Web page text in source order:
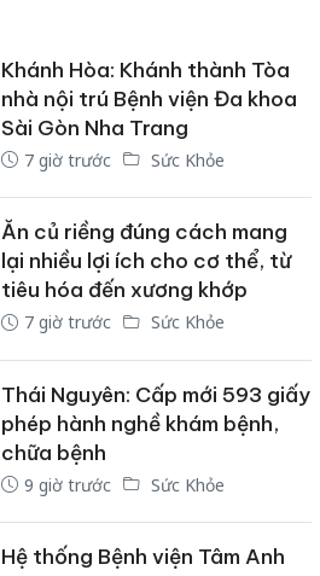
Khánh Hòa: Khánh thành Tòa
nhà nội trú Bệnh viện Đa khoa
Sài Gòn Nha Trang
7 giờ trước Sức Khỏe
Ăn củ riềng đúng cách mang
lại nhiều lợi ích cho cơ thể, từ
tiêu hóa đến xương khớp
7 giờ trước Sức Khỏe
Thái Nguyên: Cấp mới 593 giấy
phép hành nghề khám bệnh,
chữa bệnh
9 giờ trước Sức Khỏe
Hệ thống Bệnh viện Tâm Anh